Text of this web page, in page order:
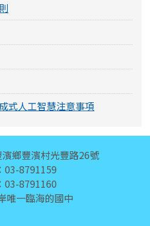
式人工智慧注意事項
鄉豐濱村光豐路26號
03-8791159
03-8791160
唯一臨海的國中